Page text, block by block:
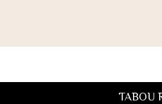
TABOU